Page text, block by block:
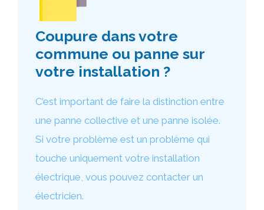
Coupure dans votre
commune ou panne sur
votre installation ?
C’est important de faire la distinction entre
une panne collective et une panne isolée.
Si votre problème est un problème qui
touche uniquement votre installation
électrique, vous pouvez contacter un
électricien.